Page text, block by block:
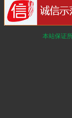
本站保证